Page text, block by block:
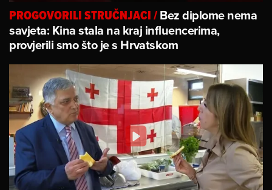
PROGOVORILI STRUČNJACI/Bez diplome nema
savjeta: Kina stala na kraj influencerima,
provjerili smo što je s Hrvatskom